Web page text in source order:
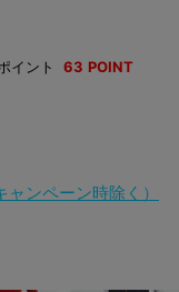
イント 63 POINT
ンペーン時除く）